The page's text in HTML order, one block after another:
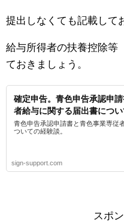
提出しなくても記載して
給与所得者の扶養控除等
ておきましょう。
確定申告。青色申告承認申
者給与に関する届出書につい
青色申告承認申請書と青色事業専従
ついての経験談。
sign-support.com
スポ